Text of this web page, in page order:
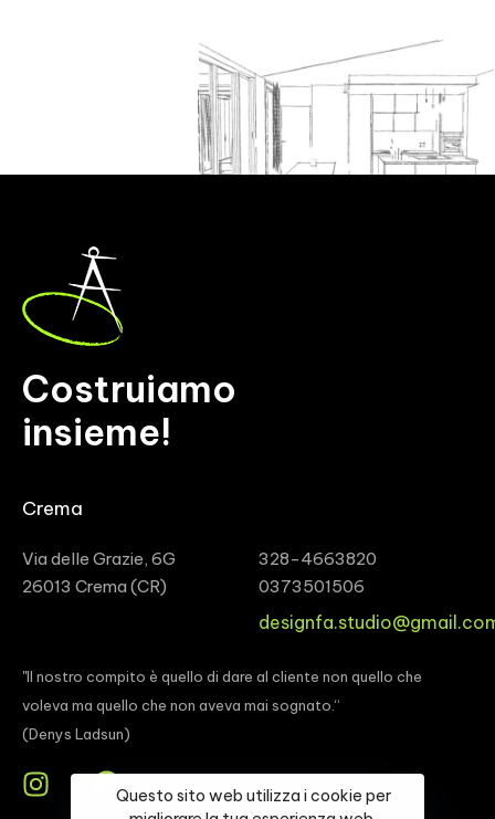
Costruiamo
insieme!
Crema
Via delle Grazie, 6G
26013 Crema (CR)
328-4663820
0373501506
"Il nostro compito è quello di dare al cliente non quello che
voleva ma quello che non aveva mai sognato.“
(Denys Ladsun)
Questo sito web utilizza i cookie per